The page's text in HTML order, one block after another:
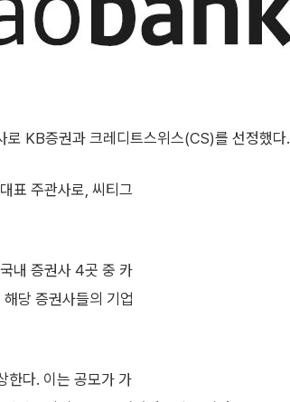
로 KB증권과 크레디트스위스(CS)를 선정했다.
표 주관사로, 씨티그
내 증권사 4곳 중 카
당 증권사들의 기업
한다. 이는 공모가 가